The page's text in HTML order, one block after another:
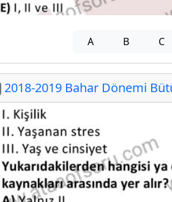
A B C
2018-2019 Bahar Dönemi